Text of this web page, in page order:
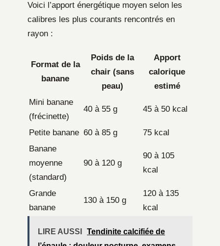
Voici l’apport énergétique moyen selon les
calibres les plus courants rencontrés en
rayon :
Format de la
banane
Poids de la
chair (sans
peau)
Apport
calorique
estimé
Mini banane
(frécinette)
40 à 55 g 45 à 50 kcal
Petite banane 60 à 85 g
75 kcal
Banane
moyenne
(standard)
90 à 120 g
90 à 105
kcal
Grande
banane
130 à 150 g
120 à 135
kcal
LIRE AUSSI
Tendinite calcifiée de